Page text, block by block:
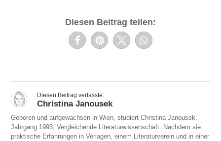
Diesen Beitrag teilen:
Christina Janousek
Geboren und aufgewachsen in Wien, studiert Christina Janousek,
Jahrgang 1993, Vergleichende Literaturwissenschaft. Nachdem sie
praktische Erfahrungen in Verlagen, einem Literaturverein und in einer